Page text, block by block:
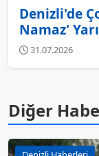
Denizli'de
Namaz'
31.07.2026
Diğer